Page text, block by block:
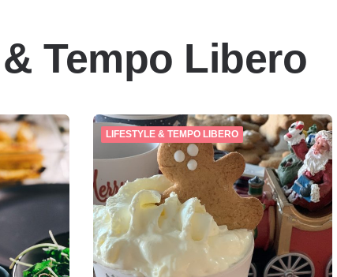
Tempo Libero
LIFESTYLE & TEMPO LIBERO